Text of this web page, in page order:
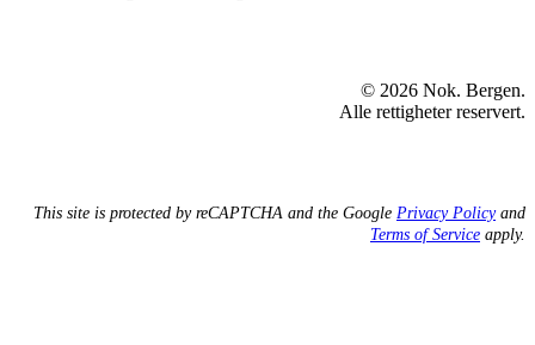
© 2026 Nok. Bergen.
Alle rettigheter reservert.
This site is protected by reCAPTCHA and the Google Privacy Policyand
Terms of Service apply.